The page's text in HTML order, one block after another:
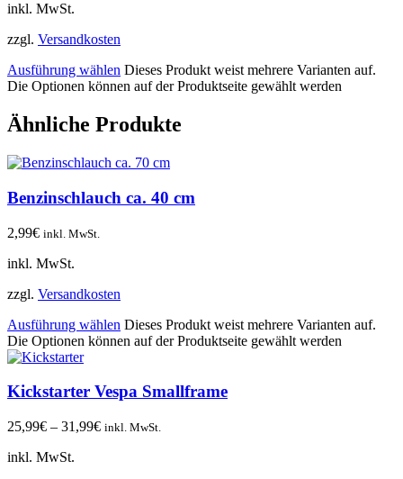
inkl. MwSt.
zzgl. Versandkosten
Ausführung wählen Dieses Produkt weist mehrere Varianten auf.
Die Optionen können auf der Produktseite gewählt werden
Ähnliche Produkte
Benzinschlauch ca. 40 cm
2,99€ inkl. MwSt.
inkl. MwSt.
zzgl. Versandkosten
Ausführung wählen Dieses Produkt weist mehrere Varianten auf.
Die Optionen können auf der Produktseite gewählt werden
Kickstarter Vespa Smallframe
25,99€ – 31,99€ inkl. MwSt.
inkl. MwSt.